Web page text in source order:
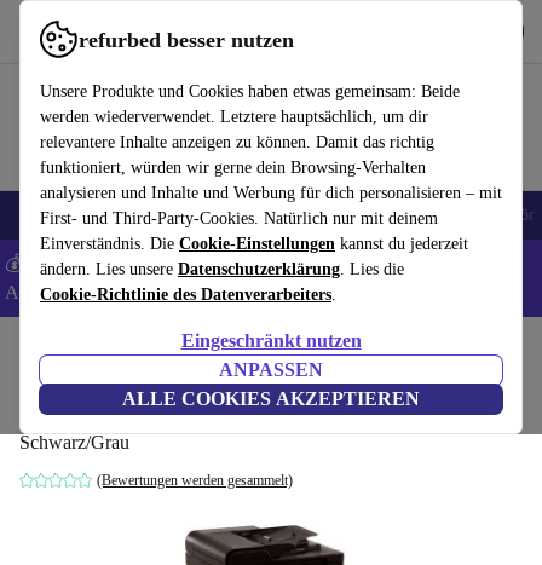
refurbed besser nutzen
Unsere Produkte und Cookies haben etwas gemeinsam: Beide
werden wiederverwendet. Letztere hauptsächlich, um dir
relevantere Inhalte anzeigen zu können. Damit das richtig
funktioniert, würden wir gerne dein Browsing-Verhalten
analysieren und Inhalte und Werbung für dich personalisieren – mit
First- und Third-Party-Cookies. Natürlich nur mit deinem
Einverständnis. Die Cookie-Einstellungen kannst du jederzeit
ändern. Lies unsere Datenschutzerklärung. Lies die
Cookie-Richtlinie des Datenverarbeiters.
Eingeschränkt nutzen
ANPASSEN
ALLE COOKIES AKZEPTIEREN
refurbed schnell und einfach nutzen
🎒 Back to school Handys Laptops Tablets Smartwatches Zubehör
💰 Extra -5% auf Samsung- und Google-Smartphones - Code:
ANDROID5 -AGB
Drucker & Scanner
Samsung MultiXpress SCX-8123NA
Schwarz/Grau
(Bewertungen werden gesammelt)